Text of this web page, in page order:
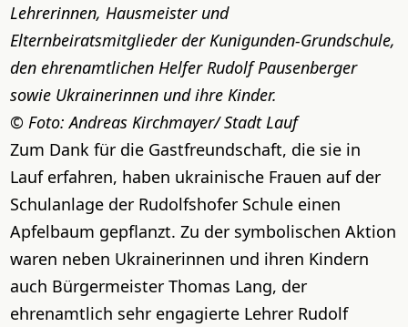
Lehrerinnen, Hausmeister und
Elternbeiratsmitglieder der Kunigunden-Grundschule,
den ehrenamtlichen Helfer Rudolf Pausenberger
sowie Ukrainerinnen und ihre Kinder.
Foto: Andreas Kirchmayer/ Stadt Lauf
Zum Dank für die Gastfreundschaft, die sie in
Lauf erfahren, haben ukrainische Frauen auf der
Schulanlage der Rudolfshofer Schule einen
Apfelbaum gepflanzt. Zu der symbolischen Aktion
waren neben Ukrainerinnen und ihren Kindern
auch Bürgermeister Thomas Lang, der
ehrenamtlich sehr engagierte Lehrer Rudolf